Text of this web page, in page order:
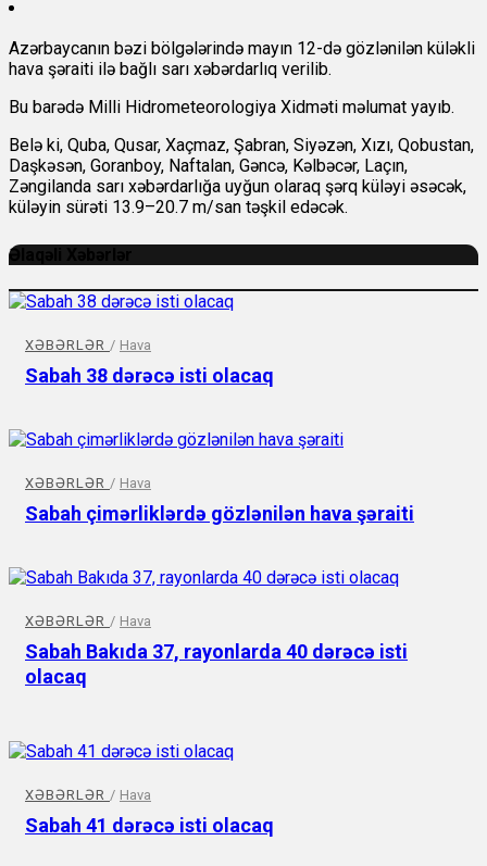
Azərbaycanın bəzi bölgələrində mayın 12-də gözlənilən küləkli
hava şəraiti ilə bağlı sarı xəbərdarlıq verilib.
Bu barədə Milli Hidrometeorologiya Xidməti məlumat yayıb.
Belə ki, Quba, Qusar, Xaçmaz, Şabran, Siyəzən, Xızı, Qobustan,
Daşkəsən, Goranboy, Naftalan, Gəncə, Kəlbəcər, Laçın,
Zəngilanda sarı xəbərdarlığa uyğun olaraq şərq küləyi əsəcək,
küləyin sürəti 13.9–20.7 m/san təşkil edəcək.
Əlaqəli Xəbərlər
XƏBƏRLƏR / Hava
Sabah 38 dərəcə isti olacaq
XƏBƏRLƏR / Hava
Sabah çimərliklərdə gözlənilən hava şəraiti
XƏBƏRLƏR / Hava
Sabah Bakıda 37, rayonlarda 40 dərəcə isti
olacaq
XƏBƏRLƏR / Hava
Sabah 41 dərəcə isti olacaq